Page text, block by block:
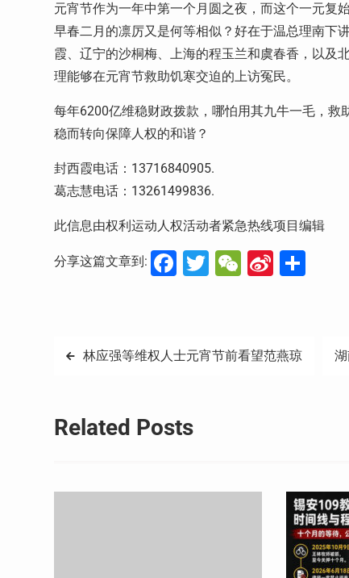
元宵节作为一年中第一个月圆之夜，而这个一元复
早春二月的凛厉又是何等相似？好在于温总理南下
霞、辽宁的沙桐梅、上海的程玉兰和虞春香，以及
理能够在元宵节救助饥寒交迫的上访冤民。
每年6200亿维稳财政拨款，哪怕用其九牛一毛，
稳而转向保障人权的和谐？
封西霞电话：13716840905.
葛志慧电话：13261499836.
此信息由权利运动人权活动者紧急热线项目编辑
分享这篇文章到: Facebook
Twitter
WeChat
Sina
文
导
林应强等维权人士元宵节前看望范燕琼
Related Posts